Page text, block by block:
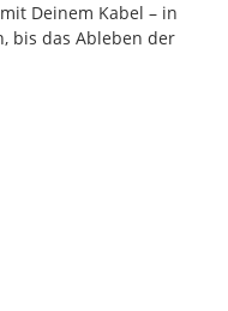
Deinem Kabel – in
bis das Ableben der